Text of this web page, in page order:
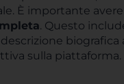
È importante
. Questo
biografica
sulla piattaforma.